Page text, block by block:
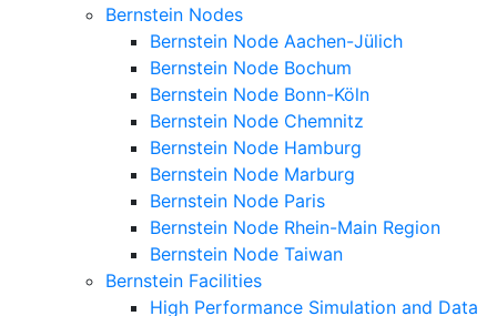
Bernstein Nodes
Bernstein Node Aachen-Jülich
Bernstein Node Bochum
Bernstein Node Bonn-Köln
Bernstein Node Chemnitz
Bernstein Node Hamburg
Bernstein Node Marburg
Bernstein Node Paris
Bernstein Node Rhein-Main Region
Bernstein Node Taiwan
Bernstein Facilities
High Performance Simulation and Data